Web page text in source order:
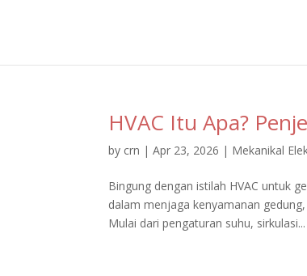
HVAC Itu Apa?
by crn |Apr 23, 2026 | Mekanikal
Bingung dengan istilah HVAC untuk
dalam menjaga kenyamanan
Mulai dari pengaturan suhu, sirkulasi...